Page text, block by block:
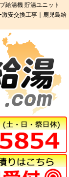
給湯機 貯湯ユニット
安交換工事｜鹿児島給